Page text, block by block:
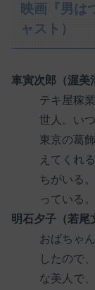
映画『男は
ャスト）
車寅次郎（渥美
テキ屋稼
世人。い
東京の葛
えてくれ
ちがいる
っている。
明石夕子（若尾
おばちゃ
したので
な美人で